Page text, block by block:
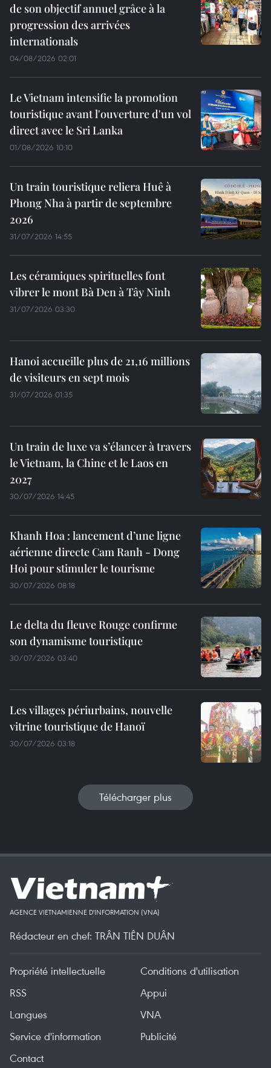
de son objectif annuel grâce à la
progression des arrivées
internationals
04/08/2026 02:01
Le Vietnam intensifie la promotion
touristique avant l'ouverture d'un vol
direct avec le Sri Lanka
01/08/2026 10:10
Un train touristique reliera Huê à
Phong Nha à partir de septembre
2026
31/07/2026 14:55
Les céramiques spirituelles font
vibrer le mont Bà Den à Tây Ninh
31/07/2026 03:30
Hanoi accueille plus de 21,16 millions
de visiteurs en sept mois ​
31/07/2026 01:35
Un train de luxe va s’élancer à travers
le Vietnam, la Chine et le Laos en
2027
30/07/2026 14:45
Khanh Hoa : lancement d’une ligne
aérienne directe Cam Ranh - Dong
Hoi pour stimuler le tourisme
30/07/2026 08:18
Le delta du fleuve Rouge confirme
son dynamisme touristique
30/07/2026 03:40
Les villages périurbains, nouvelle
vitrine touristique de Hanoï
30/07/2026 03:18
Télécharger plus
AGENCE VIETNAMIENNE D'INFORMATION (VNA)
Rédacteur en chef: TRÂN TIÊN DUÂN
Propriété intellectuelle
Conditions d'utilisation
RSS
Appui
Langues
VNA
Service d'information
Publicité
Contact